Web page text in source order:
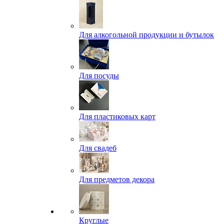
Для алкогольной продукции и бутылок
Для посуды
Для пластиковых карт
Для свадеб
Для предметов декора
Круглые